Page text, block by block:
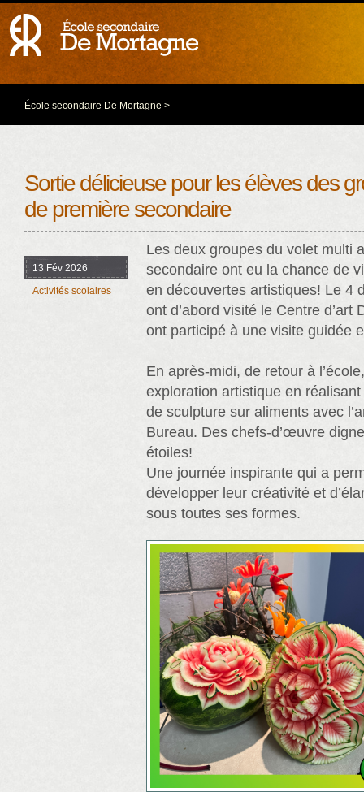
École secondaire De Mortagne >
Sortie délicieuse pour les élèves des
de première secondaire
13 Fév 2026
Activités scolaires
Les deux groupes du volet multi
secondaire ont eu la chance de
en découvertes artistiques! Le 4
ont d’abord visité le Centre d’art
ont participé à une visite guidée
En après-midi, de retour à
exploration artistique en
de sculpture sur aliments avec
Bureau. Des chefs-d’œuvre
étoiles!
Une journée inspirante qui a
développer leur créativité et
sous toutes ses formes.